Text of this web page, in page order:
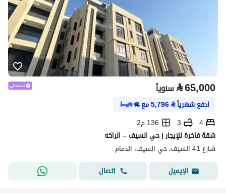
⃁65,000 سنوياً
ادفع شهرياً⃁
5,796مع
4
3
136 م2
شقة فاخرة للإيجار | حي السيف – الراكه
شارع 41 السيف، حي السيف، الدمام
الإيميل
اتصال